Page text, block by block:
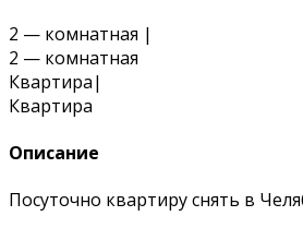
2 — комнатная |
2 — комнатная
Квартира|
Квартира
Описание
Посуточно квартиру снять в